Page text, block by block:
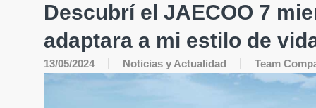
Descubrí el JAECOO 7
adaptara a mi estilo de
13/05/2024 Noticias y Actualidad Team